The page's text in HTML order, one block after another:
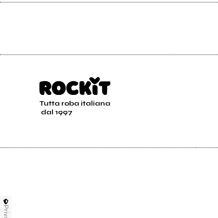
Tutta roba italiana
dal 1997